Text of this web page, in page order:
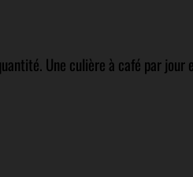
Une culière à café par jour